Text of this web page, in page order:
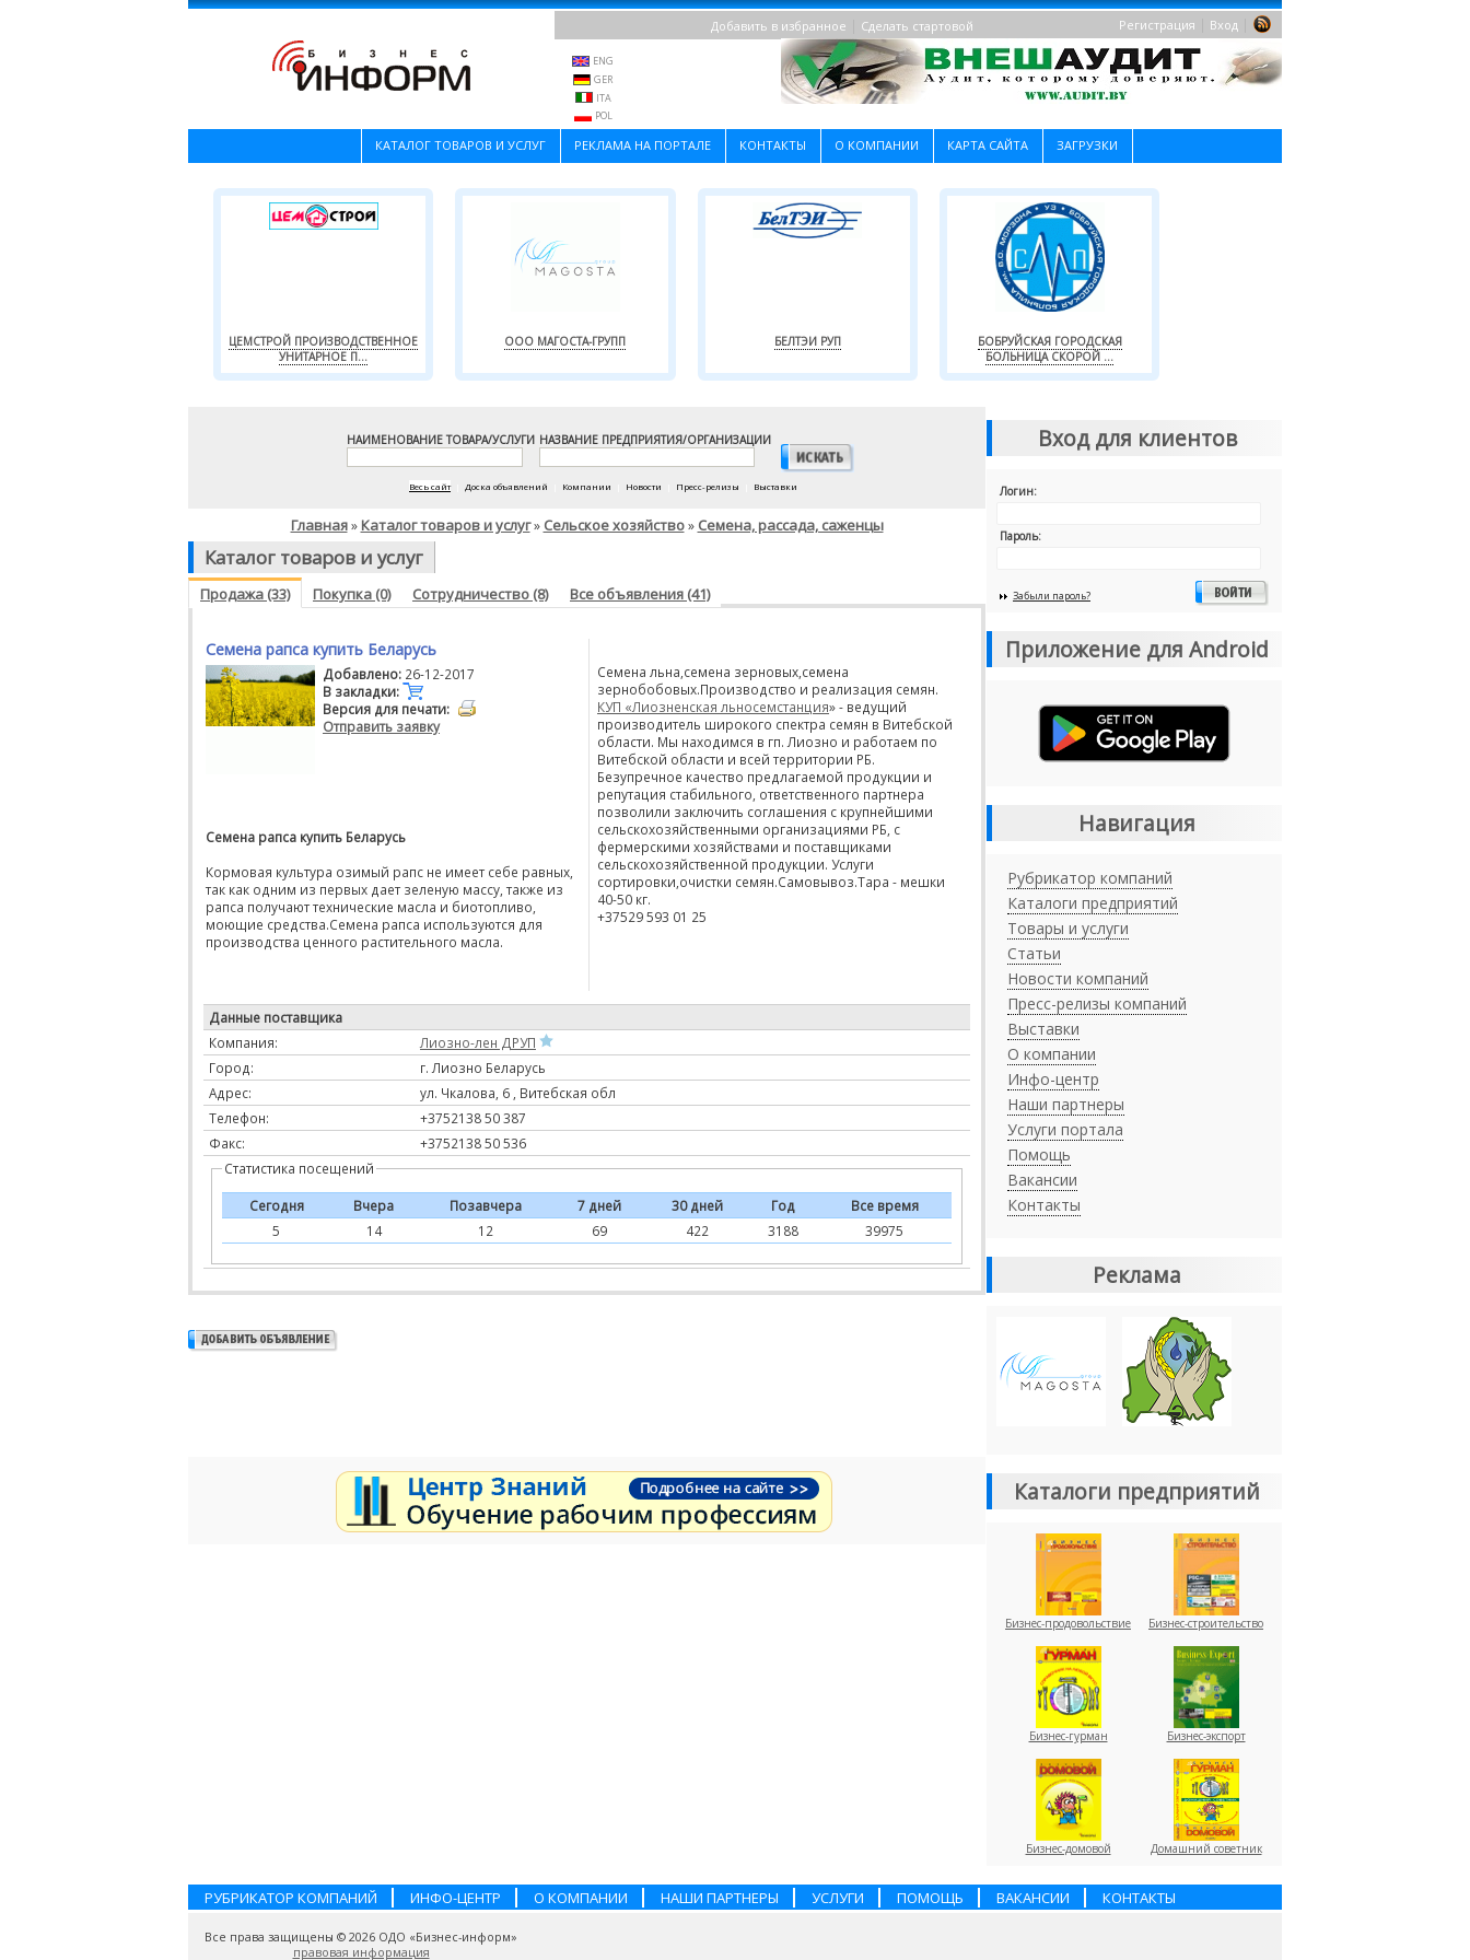
Регистрация Вход
Добавить в избранное Сделать стартовой
ENG
GER
ITA
POL
КАТАЛОГ ТОВАРОВ И УСЛУГ РЕКЛАМА НА ПОРТАЛЕ КОНТАКТЫ О КОМПАНИИ КАРТА САЙТА ЗАГРУЗКИ
ЦЕМСТРОЙ ПРОИЗВОДСТВЕННОЕ
УНИТАРНОЕ П...
ООО МАГОСТА-ГРУПП БЕЛТЭИ РУП
БОБРУЙСКАЯ ГОРОДСКАЯ
БОЛЬНИЦА СКОРОЙ ...
НАИМЕНОВАНИЕ ТОВАРА/УСЛУГИ НАЗВАНИЕ ПРЕДПРИЯТИЯ/ОРГАНИЗАЦИИ
Весь сайт Доска объявлений Компании Новости Пресс-релизы Выставки
Главная» Каталог товаров и услуг» Сельское хозяйство» Семена, рассада, саженцы
Каталог товаров и услуг
Продажа (33) Покупка (0) Сотрудничество (8) Все объявления (41)
Семена рапса купить Беларусь
Добавлено: 26-12-2017
В закладки:
Версия для печати:
Отправить заявку
Семена рапса купить Беларусь
Кормовая культура озимый рапс не имеет себе равных,
так как одним из первых дает зеленую массу, также из
рапса получают технические масла и биотопливо,
моющие средства.Семена рапса используются для
производства ценного растительного масла.
Семена льна,семена зерновых,семена
зернобобовых.Производство и реализация семян.
КУП «Лиозненская льносемстанция» - ведущий
производитель широкого спектра семян в Витебской
области. Мы находимся в гп. Лиозно и работаем по
Витебской области и всей территории РБ.
Безупречное качество предлагаемой продукции и
репутация стабильного, ответственного партнера
позволили заключить соглашения с крупнейшими
сельскохозяйственными организациями РБ, с
фермерскими хозяйствами и поставщиками
сельскохозяйственной продукции. Услуги
сортировки,очистки семян.Самовывоз.Тара - мешки
40-50 кг.
+37529 593 01 25
Данные поставщика
Компания:
Лиозно-лен ДРУП
Город:
г. Лиозно Беларусь
Адрес:
ул. Чкалова, 6 , Витебская обл
Телефон:
+3752138 50 387
Факс:
+3752138 50 536
Статистика посещений
Сегодня Вчера Позавчера 7 дней 30 дней Год
Все время
5
14 12 69 422 3188 39975
Вход для клиентов
Логин:
Пароль:
Забыли пароль?
Приложение для Android
Навигация
Рубрикатор компаний
Каталоги предприятий
Товары и услуги
Статьи
Новости компаний
Пресс-релизы компаний
Выставки
О компании
Инфо-центр
Наши партнеры
Услуги портала
Помощь
Вакансии
Контакты
Реклама
Каталоги предприятий
Бизнес-продовольствие Бизнес-строительство
Бизнес-гурман Бизнес-экспорт
Бизнес-домовой Домашний советник
РУБРИКАТОР КОМПАНИЙ ИНФО-ЦЕНТР О КОМПАНИИ НАШИ ПАРТНЕРЫ УСЛУГИ ПОМОЩЬ ВАКАНСИИ КОНТАКТЫ
Все права защищены © 2026 ОДО «Бизнес-информ»
правовая информация